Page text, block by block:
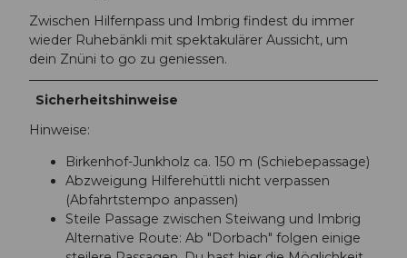
Zwischen Hilfernpass und Imbrig findest du immer
wieder Ruhebänkli mit spektakulärer Aussicht, um
dein Znüni to go zu geniessen.
Sicherheitshinweise
Hinweise:
Birkenhof-Junkholz ca. 150 m (Schiebepassage)
Abzweigung Hilferehüttli nicht verpassen
(Abfahrtstempo anpassen)
Steile Passage zwischen Steiwang und Imbrig
Alternative Route: Ab "Dorbach" folgen einige